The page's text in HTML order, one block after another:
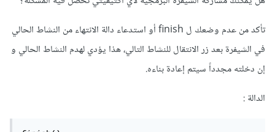
تأكد من عدم وضعك ل finish أو استدعاء دالة الانتهاء من النشاط الحالي
في الشيفرة بعد زر الانتقال للنشاط التالي، هذا يؤدي لهدم النشاط الحالي و
إن دخلته مجدداً سيتم إعادة بناءه.
الدالة :